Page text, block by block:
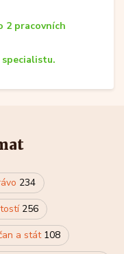
2 pracovních
234
256
a stát 108